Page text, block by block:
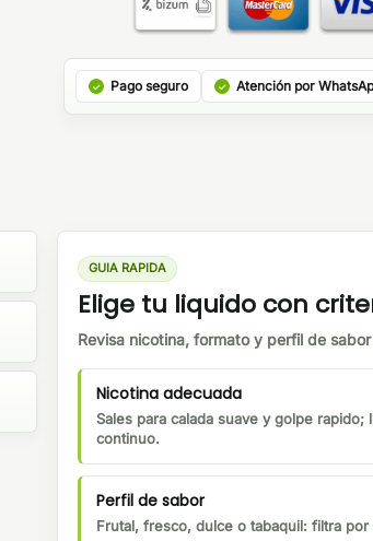
Pago seguro Atención por
GUIA RAPIDA
Elige tu liquido con
Revisa nicotina, formato y perfil de
Nicotina adecuada
Sales para calada suave y golpe rapido;
continuo.
Perfil de sabor
Frutal, fresco, dulce o tabaquil: filtra